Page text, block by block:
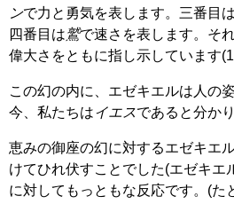
ンで力と勇気を表します。三番目は
四番目は鷲で速さを表します。そ
偉大さをともに指し示しています
この幻の内に、エゼキエルは人の
今、私たちはイエスであると分か
恵みの御座の幻に対するエゼキエ
けてひれ伏すことでした(エゼキエ
に対してもっともな反応です。(た